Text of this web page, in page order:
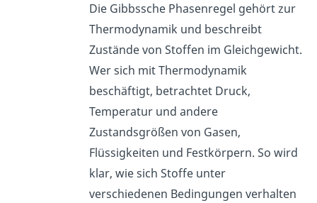
Die Gibbssche Phasenregel gehört zur
Thermodynamik und beschreibt
Zustände von Stoffen im Gleichgewicht.
Wer sich mit Thermodynamik
beschäftigt, betrachtet Druck,
Temperatur und andere
Zustandsgrößen von Gasen,
Flüssigkeiten und Festkörpern. So wird
klar, wie sich Stoffe unter
verschiedenen Bedingungen verhalten